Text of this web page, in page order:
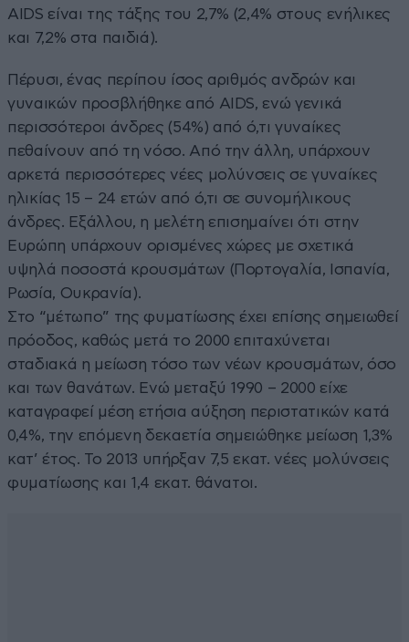
AIDS είναι της τάξης του 2,7% (2,4% στους ενήλικες
και 7,2% στα παιδιά).
Πέρυσι, ένας περίπου ίσος αριθμός ανδρών και
γυναικών προσβλήθηκε από AIDS, ενώ γενικά
περισσότεροι άνδρες (54%) από ό,τι γυναίκες
πεθαίνουν από τη νόσο. Από την άλλη, υπάρχουν
αρκετά περισσότερες νέες μολύνσεις σε γυναίκες
ηλικίας 15 – 24 ετών από ό,τι σε συνομήλικους
άνδρες. Εξάλλου, η μελέτη επισημαίνει ότι στην
Ευρώπη υπάρχουν ορισμένες χώρες με σχετικά
υψηλά ποσοστά κρουσμάτων (Πορτογαλία, Ισπανία,
Ρωσία, Ουκρανία).
Στο “μέτωπο” της φυματίωσης έχει επίσης σημειωθεί
πρόοδος, καθώς μετά το 2000 επιταχύνεται
σταδιακά η μείωση τόσο των νέων κρουσμάτων, όσο
και των θανάτων. Ενώ μεταξύ 1990 – 2000 είχε
καταγραφεί μέση ετήσια αύξηση περιστατικών κατά
0,4%, την επόμενη δεκαετία σημειώθηκε μείωση 1,3%
κατ’ έτος. Το 2013 υπήρξαν 7,5 εκατ. νέες μολύνσεις
φυματίωσης και 1,4 εκατ. θάνατοι.